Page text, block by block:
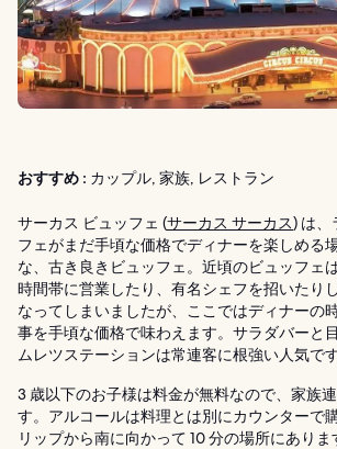
おすすめ : カップル, 家族, レストラン
サーカス ビュッフェ (サーカス サーカス) は、
フェがまだ手頃な価格でディナーを楽しめる
な、古き良きビュッフェ。近頃のビュッフェ
時間帯に営業したり、有名シェフを招いたり
なってしまいましたが、ここではディナーの
事を手頃な価格で味わえます。サラダバーと
ムレツステーションは常連客に根強い人気です
3 歳以下のお子様は料金が無料なので、家族
す。アルコールは料理とは別にカウンターで
リップから南に向かって 10 分の場所にありま